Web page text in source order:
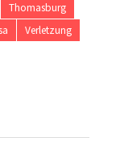
Thomasburg
Verletzung